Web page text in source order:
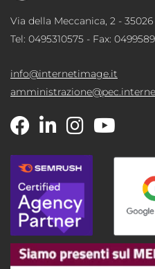
Via della Meccanica, 2 - 35026
Tel: 0495310575 - Fax:
info@internetimage.it